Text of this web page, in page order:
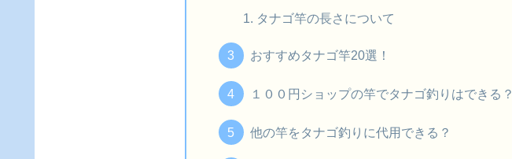
タナゴ竿の長さについて
おすすめタナゴ竿20選！
１００円ショップの竿でタナゴ釣りはできる？
他の竿をタナゴ釣りに代用できる？